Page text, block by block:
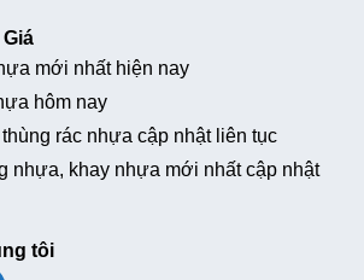
mới nhất hiện nay
hôm nay
rác nhựa cập nhật liên tục
nhựa, khay nhựa mới nhất cập nhật
tôi